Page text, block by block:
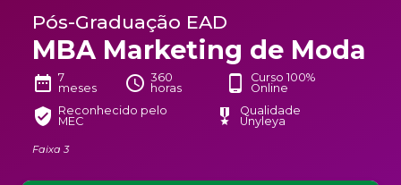
Atualização Profissional
Conheça a Unyleyakeyboard_arrow_down
Alianças Acadêmicas
Convênioskeyboard_arrow_down
UnyVantagens
Pós-Graduação EAD
MBA Marketing de Moda
date_range 7
meses
schedule 360
horas
phone_android
Curso 100%
Online
verified_user Reconhecido pelo
MEC
military_tech
Qualidade
Unyleya
Faixa 3